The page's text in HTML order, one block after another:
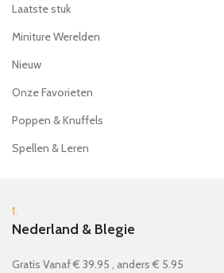
Laatste stuk
Miniture Werelden
Nieuw
Onze Favorieten
Poppen & Knuffels
Spellen & Leren
1.
Nederland & Blegie
Gratis Vanaf € 39.95 , anders € 5.95